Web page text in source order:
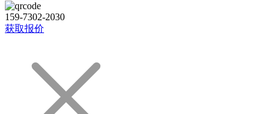
159-7302-2030
获取报价